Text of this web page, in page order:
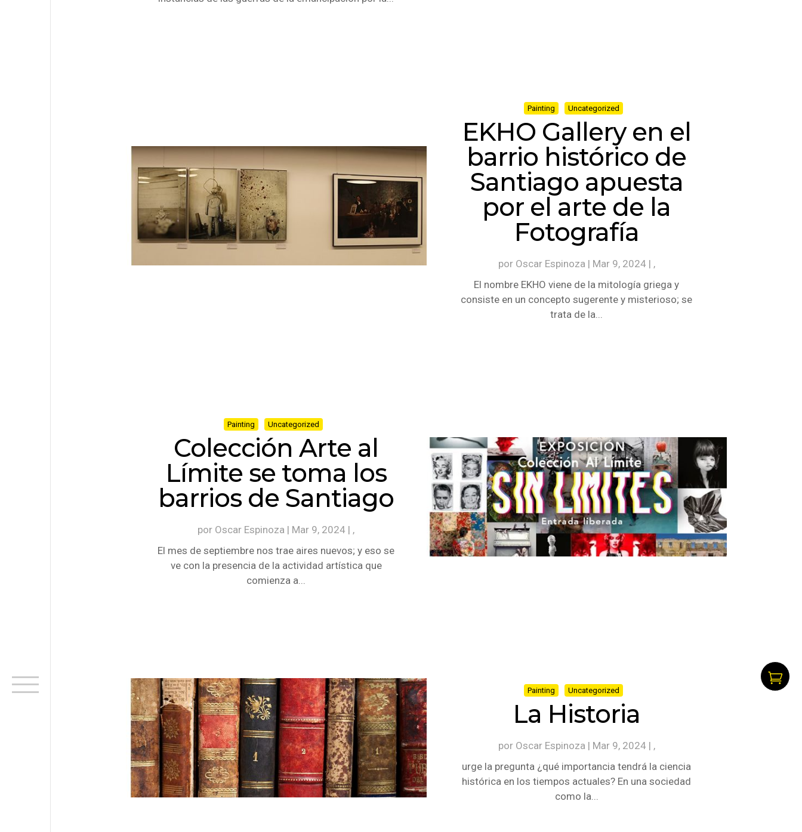
Painting Uncategorized
EKHO Gallery en el
barrio histórico de
Santiago apuesta
por el arte de la
Fotografía
por Oscar Espinoza | Mar 9, 2024 | ,
El nombre EKHO viene de la mitología griega y
consiste en un concepto sugerente y misterioso; se
trata de la...
Painting Uncategorized
Colección Arte al
Límite se toma los
barrios de Santiago
por Oscar Espinoza | Mar 9, 2024 | ,
El mes de septiembre nos trae aires nuevos; y eso se
ve con la presencia de la actividad artística que
comienza a...
Painting Uncategorized
La Historia
por Oscar Espinoza | Mar 9, 2024 | ,
urge la pregunta ¿qué importancia tendrá la ciencia
histórica en los tiempos actuales? En una sociedad
como la...
